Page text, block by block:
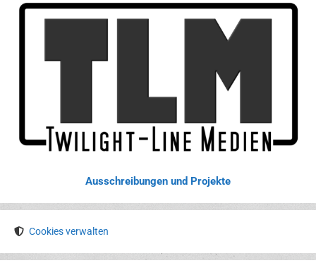
Ausschreibungen und Projekte
Cookies verwalten